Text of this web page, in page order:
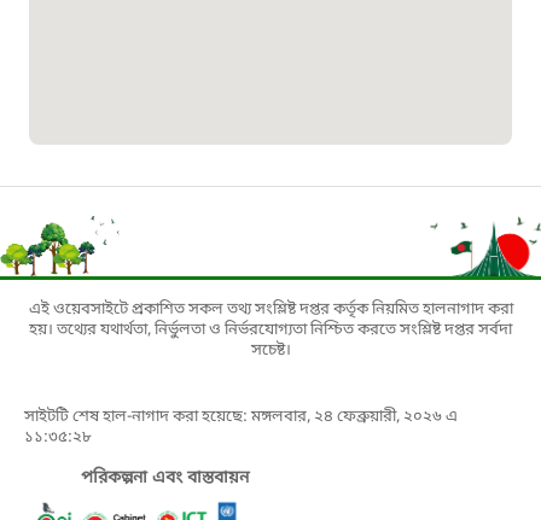
১৬১১৩
জরুরী অভ্যন্তরীণ নৌ-পরিবহন হটলাইন
১৬৪৪৫
পাসপোর্ট বাতায়ন হটলাইন
১৬১৭১
বাংলাদেশ মুক্তিযোদ্ধা কল্যাণ ট্রাস্ট
এই ওয়েবসাইটে প্রকাশিত সকল তথ্য সংশ্লিষ্ট দপ্তর কর্তৃক নিয়মিত হালনাগাদ করা
হয়। তথ্যের যথার্থতা, নির্ভুলতা ও নির্ভরযোগ্যতা নিশ্চিত করতে সংশ্লিষ্ট দপ্তর সর্বদা
সচেষ্ট।
সাইটটি শেষ হাল-নাগাদ করা হয়েছে: মঙ্গলবার, ২৪ ফেব্রুয়ারী, ২০২৬ এ
১১:৩৫:২৮
পরিকল্পনা এবং বাস্তবায়ন